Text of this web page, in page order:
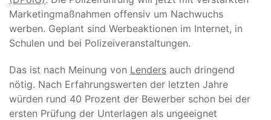
Marketingmaßnahmen offensiv um Nachwuchs
werben. Geplant sind Werbeaktionen im Internet, in
Schulen und bei Polizeiveranstaltungen.
Das ist nach Meinung von Lenders auch dringend
nötig. Nach Erfahrungswerten der letzten Jahre
würden rund 40 Prozent der Bewerber schon bei der
ersten Prüfung der Unterlagen als ungeeignet